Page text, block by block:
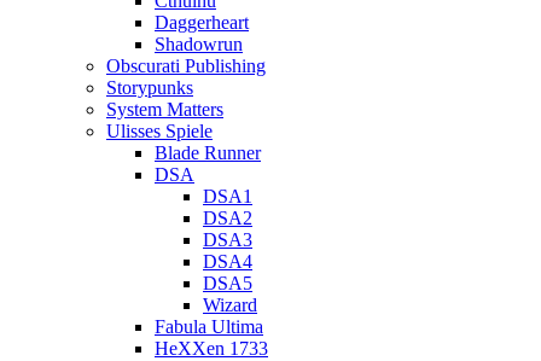
Daggerheart
Shadowrun
Obscurati Publishing
Storypunks
System Matters
Ulisses Spiele
Blade Runner
DSA
DSA1
DSA2
DSA3
DSA4
DSA5
Wizard
Fabula Ultima
HeXXen 1733